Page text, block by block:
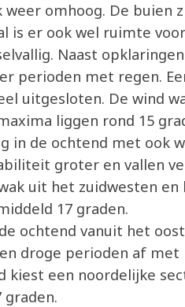
omhoog. De buien
is er ook wel ruimte
Naast
perioden met regen.
uitgesloten. De wind
liggen rond 15
in de ochtend met ook
groter en vallen
uit het zuidwesten
17 graden.
ochtend vanuit het
droge perioden af met
kiest een noordelijke
graden.